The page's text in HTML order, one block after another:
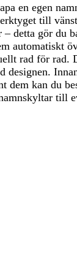
en egen
till
detta gör du
automatiskt
rad för rad.
designen.
dem kan du
till